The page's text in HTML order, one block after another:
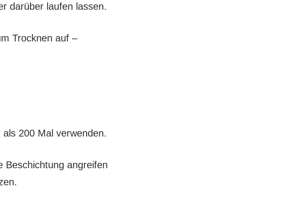
darüber laufen lassen.
Trocknen auf –
200 Mal verwenden.
Beschichtung angreifen